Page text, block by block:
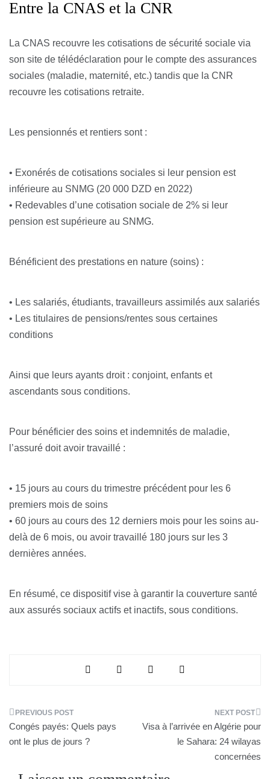
Entre la CNAS et la CNR
La CNAS recouvre les cotisations de sécurité sociale via
son site de télédéclaration pour le compte des assurances
sociales (maladie, maternité, etc.) tandis que la CNR
recouvre les cotisations retraite.
Les pensionnés et rentiers sont :
• Exonérés de cotisations sociales si leur pension est
inférieure au SNMG (20 000 DZD en 2022)
• Redevables d’une cotisation sociale de 2% si leur
pension est supérieure au SNMG.
Bénéficient des prestations en nature (soins) :
• Les salariés, étudiants, travailleurs assimilés aux salariés
• Les titulaires de pensions/rentes sous certaines
conditions
Ainsi que leurs ayants droit : conjoint, enfants et
ascendants sous conditions.
Pour bénéficier des soins et indemnités de maladie,
l’assuré doit avoir travaillé :
• 15 jours au cours du trimestre précédent pour les 6
premiers mois de soins
• 60 jours au cours des 12 derniers mois pour les soins au-
delà de 6 mois, ou avoir travaillé 180 jours sur les 3
dernières années.
En résumé, ce dispositif vise à garantir la couverture santé
aux assurés sociaux actifs et inactifs, sous conditions.
Navigation
de
Congés payés: Quels pays
ont le plus de jours ?
Visa à l’arrivée en Algérie pour
le Sahara: 24 wilayas
concernées